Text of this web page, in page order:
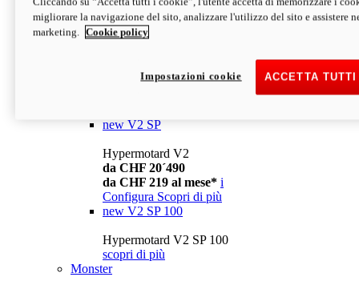
da CHF 13´990
Configura Scopri di più
newV2
da CHF 15´990
new V2 SP
Hypermotard V2
da CHF 20´490
da CHF 219 al mese* i
Configura Scopri di più
new V2 SP 100
Hypermotard V2 SP 100
scopri di più
Monster
migliorare la navigazione del sito, analizzare l'utilizzo del sito e assistere
marketing.
Cookie policy
ACCETTA
Impostazioni cookie